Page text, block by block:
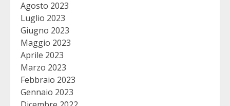
Agosto 2023
Luglio 2023
Giugno 2023
Maggio 2023
Aprile 2023
Marzo 2023
Febbraio 2023
Gennaio 2023